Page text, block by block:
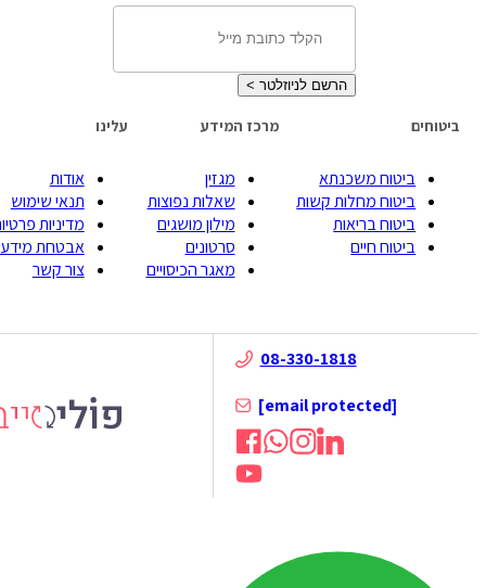
הרשם לניוזלטר >
ביטוחים
ביטוח משכנתא
ביטוח מחלות קשות
ביטוח בריאות
ביטוח חיים
מרכז המידע
מגזין
שאלות נפוצות
מילון מושגים
סרטונים
מאגר הכיסויים
עלינו
אודות
תנאי שימוש
מדיניות פרטיות
אבטחת מידע
צור קשר
08-330-1818
[email protected]